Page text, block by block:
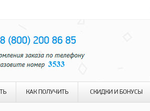
КАК ПОЛУЧИТЬ СКИДКИ И БОНУСЫ